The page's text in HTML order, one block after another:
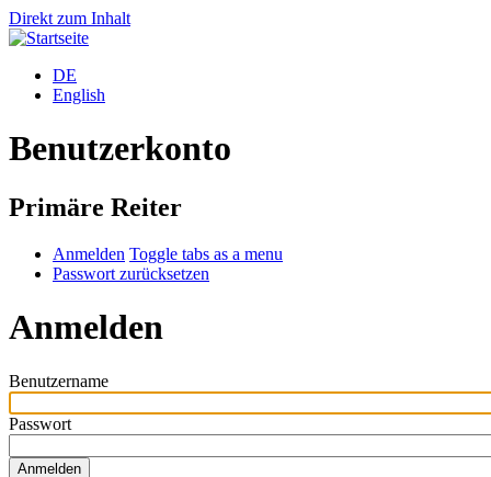
Direkt zum Inhalt
DE
English
Benutzerkonto
Primäre Reiter
Anmelden Toggle tabs as a menu
Passwort zurücksetzen
Anmelden
Benutzername
Passwort